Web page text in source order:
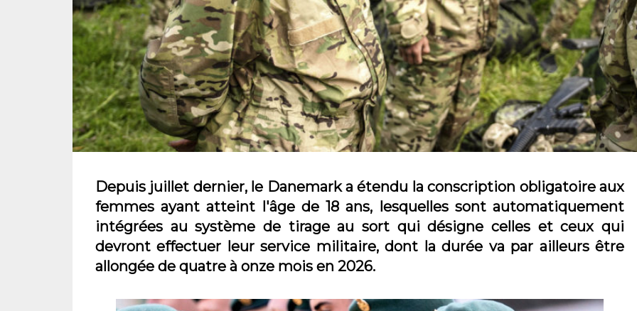
Depuis juillet dernier, le Danemark a étendu la conscription obligatoire aux
femmes ayant atteint l'âge de 18 ans, lesquelles sont automatiquement
intégrées au système de tirage au sort qui désigne celles et ceux qui
devront effectuer leur service militaire, dont la durée va par ailleurs être
allongée de quatre à onze mois en 2026.